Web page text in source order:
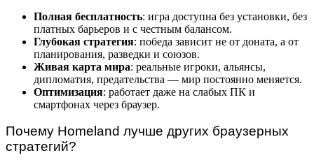
Полная бесплатность: игра доступна без установки, без
платных барьеров и с честным балансом.
Глубокая стратегия: победа зависит не от доната, а от
планирования, разведки и союзов.
Живая карта мира: реальные игроки, альянсы,
дипломатия, предательства — мир постоянно меняется.
Оптимизация: работает даже на слабых ПК и
смартфонах через браузер.
Почему Homeland лучше других браузерных
стратегий?